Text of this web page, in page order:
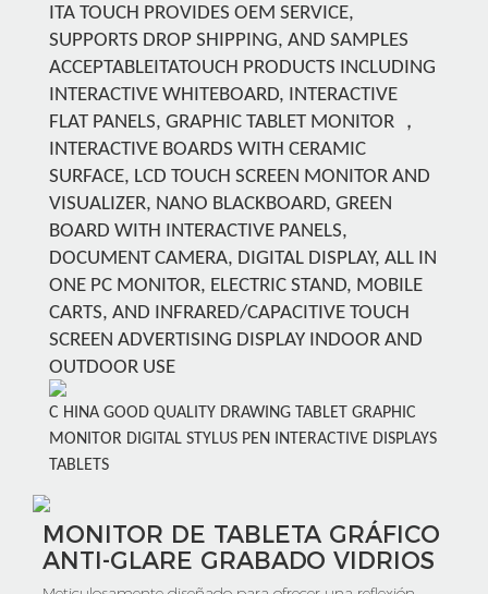
ITA TOUCH PROVIDES OEM SERVICE,
SUPPORTS DROP SHIPPING, AND SAMPLES
ACCEPTABLEITATOUCH PRODUCTS INCLUDING
INTERACTIVE WHITEBOARD, INTERACTIVE
FLAT PANELS, GRAPHIC TABLET MONITOR
，
INTERACTIVE BOARDS WITH CERAMIC
SURFACE, LCD TOUCH SCREEN MONITOR AND
VISUALIZER, NANO BLACKBOARD, GREEN
BOARD WITH INTERACTIVE PANELS,
DOCUMENT CAMERA, DIGITAL DISPLAY, ALL IN
ONE PC MONITOR, ELECTRIC STAND, MOBILE
CARTS, AND INFRARED/CAPACITIVE TOUCH
SCREEN ADVERTISING DISPLAY INDOOR AND
OUTDOOR USE
C HINA GOOD QUALITY DRAWING TABLET GRAPHIC
MONITOR DIGITAL STYLUS PEN INTERACTIVE DISPLAYS
TABLETS
MONITOR DE TABLETA GRÁFICO
ANTI-GLARE GRABADO VIDRIOS